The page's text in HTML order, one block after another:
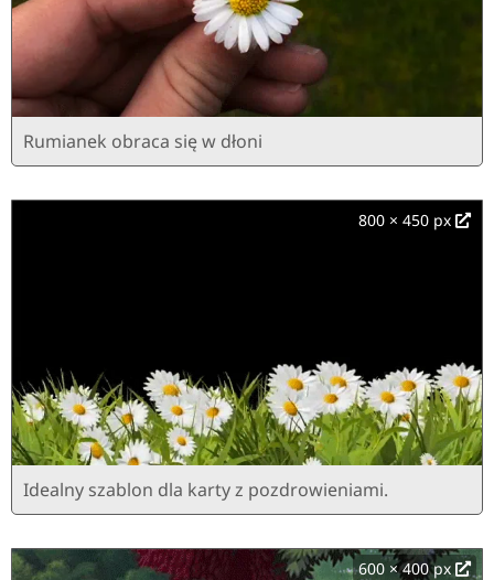
Rumianek obraca się w dłoni
800 × 450 px
Idealny szablon dla karty z pozdrowieniami.
600 × 400 px